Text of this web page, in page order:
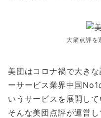
大衆点評を
美団はコロナ禍で大き
ーサービス業界中国
いうサービスを展開し
そんな美団点評が運営